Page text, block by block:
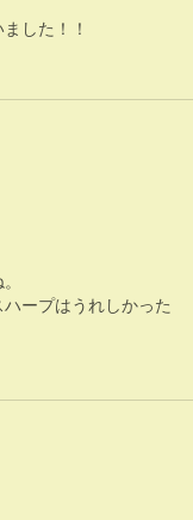
した！！
ープはうれしかった